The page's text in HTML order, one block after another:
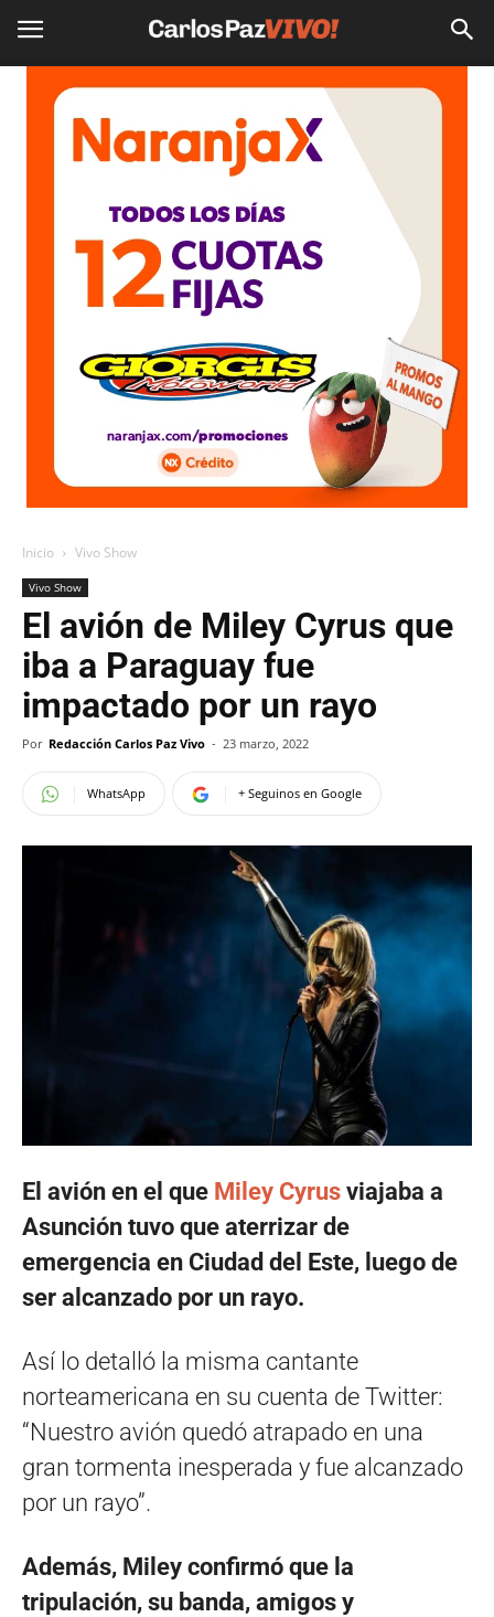
Inicio Vivo Show
Vivo Show
El avión de Miley Cyrus que
iba a Paraguay fue
impactado por un rayo
Por Redacción Carlos Paz Vivo - 23 marzo, 2022
WhatsApp + Seguinos en Google
El avión en el que Miley Cyrus viajaba a
Asunción tuvo que aterrizar de
emergencia en Ciudad del Este, luego de
ser alcanzado por un rayo.
Así lo detalló la misma cantante
norteamericana en su cuenta de Twitter:
“Nuestro avión quedó atrapado en una
gran tormenta inesperada y fue alcanzado
por un rayo”.
Además, Miley confirmó que la
tripulación, su banda, amigos y